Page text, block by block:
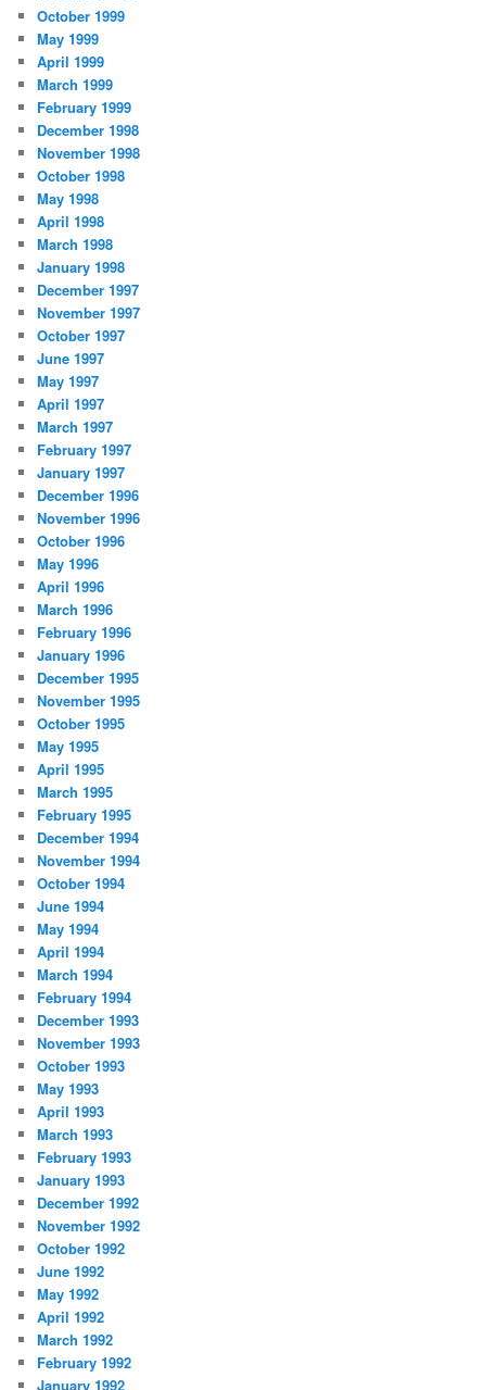
October 1999
May 1999
April 1999
March 1999
February 1999
December 1998
November 1998
October 1998
May 1998
April 1998
March 1998
January 1998
December 1997
November 1997
October 1997
June 1997
May 1997
April 1997
March 1997
February 1997
January 1997
December 1996
November 1996
October 1996
May 1996
April 1996
March 1996
February 1996
January 1996
December 1995
November 1995
October 1995
May 1995
April 1995
March 1995
February 1995
December 1994
November 1994
October 1994
June 1994
May 1994
April 1994
March 1994
February 1994
December 1993
November 1993
October 1993
May 1993
April 1993
March 1993
February 1993
January 1993
December 1992
November 1992
October 1992
June 1992
May 1992
April 1992
March 1992
February 1992
January 1992